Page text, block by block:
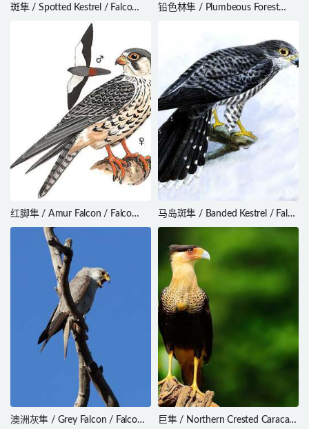
斑隼 / Spotted Kestrel / Falco
铅色林隼 / Plumbeous Forest
红脚隼 / Amur Falcon / Falco
amurensis
马岛斑隼 / Banded Kestrel / Falco
zoniventris
澳洲灰隼 / Grey Falcon / Falco
巨隼 / Northern Crested Caracara